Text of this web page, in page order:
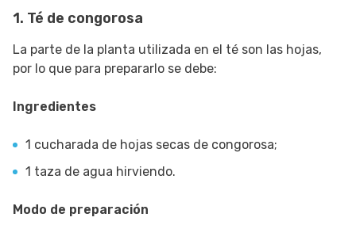
1. Té de congorosa
La parte de la planta utilizada en el té son las hojas,
por lo que para prepararlo se debe:
Ingredientes
1 cucharada de hojas secas de congorosa;
1 taza de agua hirviendo.
Modo de preparación